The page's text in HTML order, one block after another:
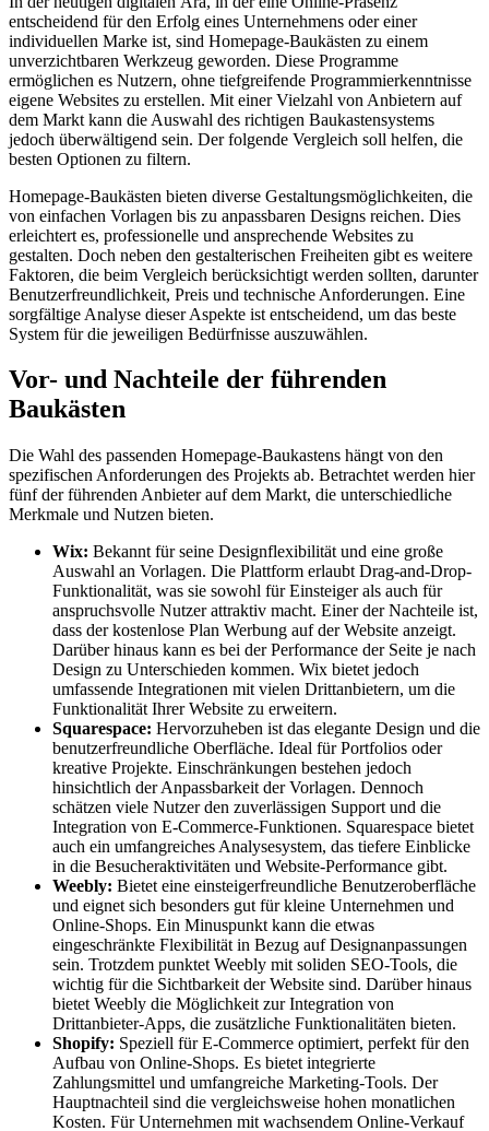
entscheidend für den Erfolg eines Unternehmens oder einer
individuellen Marke ist, sind Homepage-Baukästen zu einem
unverzichtbaren Werkzeug geworden. Diese Programme
ermöglichen es Nutzern, ohne tiefgreifende Programmierkenntnisse
eigene Websites zu erstellen. Mit einer Vielzahl von Anbietern auf
dem Markt kann die Auswahl des richtigen Baukastensystems
jedoch überwältigend sein. Der folgende Vergleich soll helfen, die
besten Optionen zu filtern.
Homepage-Baukästen bieten diverse Gestaltungsmöglichkeiten, die
von einfachen Vorlagen bis zu anpassbaren Designs reichen. Dies
erleichtert es, professionelle und ansprechende Websites zu
gestalten. Doch neben den gestalterischen Freiheiten gibt es weitere
Faktoren, die beim Vergleich berücksichtigt werden sollten, darunter
Benutzerfreundlichkeit, Preis und technische Anforderungen. Eine
sorgfältige Analyse dieser Aspekte ist entscheidend, um das beste
System für die jeweiligen Bedürfnisse auszuwählen.
Vor- und Nachteile der führenden
Baukästen
Die Wahl des passenden Homepage-Baukastens hängt von den
spezifischen Anforderungen des Projekts ab. Betrachtet werden hier
fünf der führenden Anbieter auf dem Markt, die unterschiedliche
Merkmale und Nutzen bieten.
Wix: Bekannt für seine Designflexibilität und eine große
Auswahl an Vorlagen. Die Plattform erlaubt Drag-and-Drop-
Funktionalität, was sie sowohl für Einsteiger als auch für
anspruchsvolle Nutzer attraktiv macht. Einer der Nachteile ist,
dass der kostenlose Plan Werbung auf der Website anzeigt.
Darüber hinaus kann es bei der Performance der Seite je nach
Design zu Unterschieden kommen. Wix bietet jedoch
umfassende Integrationen mit vielen Drittanbietern, um die
Funktionalität Ihrer Website zu erweitern.
Squarespace: Hervorzuheben ist das elegante Design und die
benutzerfreundliche Oberfläche. Ideal für Portfolios oder
kreative Projekte. Einschränkungen bestehen jedoch
hinsichtlich der Anpassbarkeit der Vorlagen. Dennoch
schätzen viele Nutzer den zuverlässigen Support und die
Integration von E-Commerce-Funktionen. Squarespace bietet
auch ein umfangreiches Analysesystem, das tiefere Einblicke
in die Besucheraktivitäten und Website-Performance gibt.
Weebly: Bietet eine einsteigerfreundliche Benutzeroberfläche
und eignet sich besonders gut für kleine Unternehmen und
Online-Shops. Ein Minuspunkt kann die etwas
eingeschränkte Flexibilität in Bezug auf Designanpassungen
sein. Trotzdem punktet Weebly mit soliden SEO-Tools, die
wichtig für die Sichtbarkeit der Website sind. Darüber hinaus
bietet Weebly die Möglichkeit zur Integration von
Drittanbieter-Apps, die zusätzliche Funktionalitäten bieten.
Shopify: Speziell für E-Commerce optimiert, perfekt für den
Aufbau von Online-Shops. Es bietet integrierte
Zahlungsmittel und umfangreiche Marketing-Tools. Der
Hauptnachteil sind die vergleichsweise hohen monatlichen
Kosten. Für Unternehmen mit wachsendem Online-Verkauf